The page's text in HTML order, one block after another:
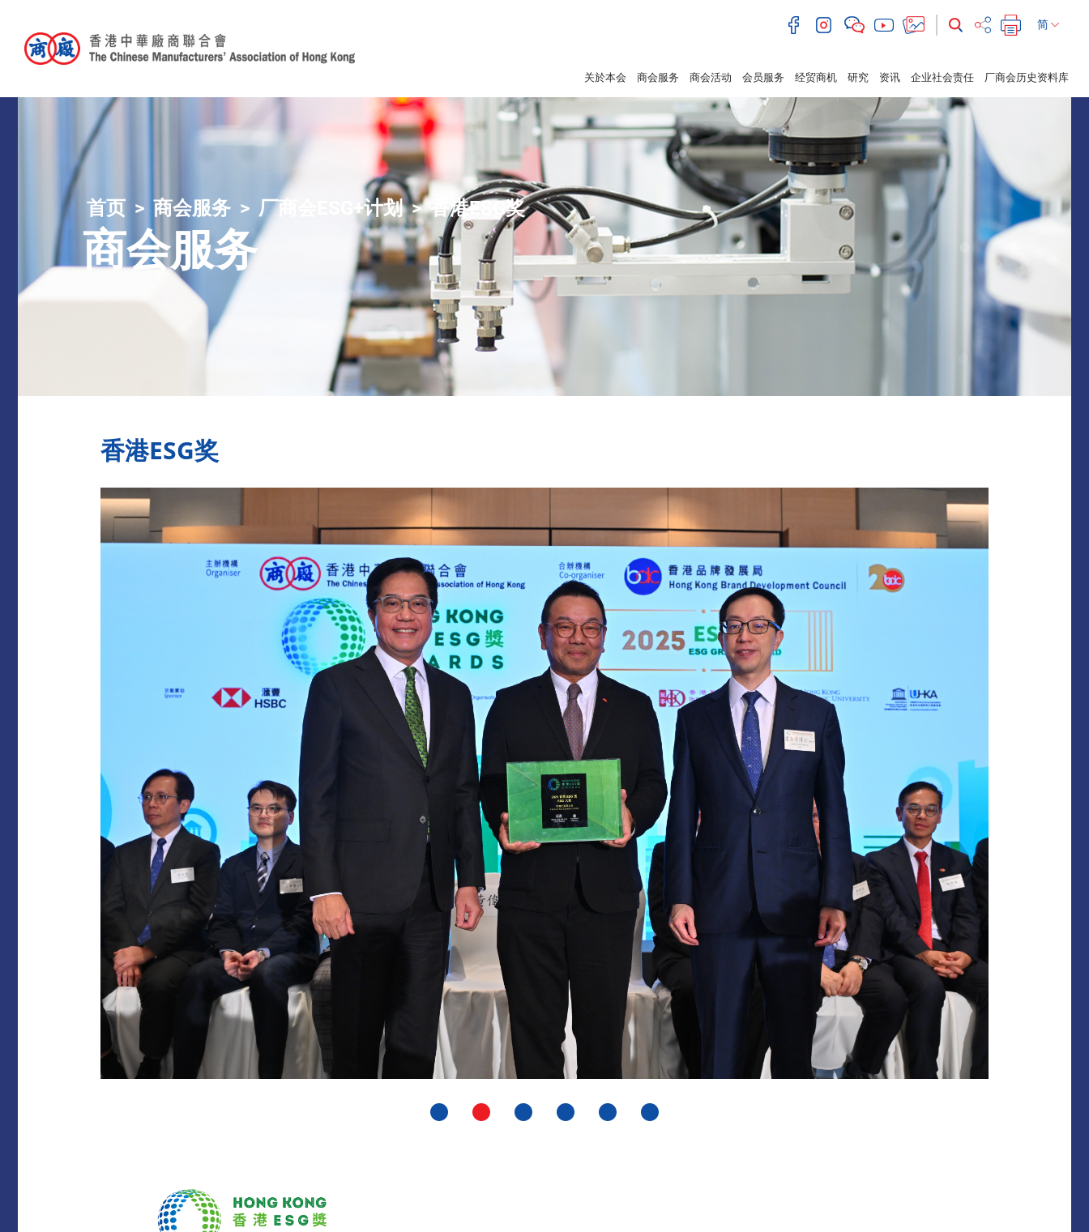
简
关於本会 商会服务 商会活动 会员服务 经贸商机 研究 资讯 企业社会责任 厂商会历史资料库
首页 商会服务 厂商会ESG+计划 香港ESG奖
商会服务
香港ESG奖